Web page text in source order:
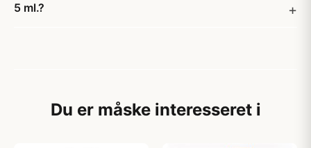
5 ml.?
Du er måske interesseret i